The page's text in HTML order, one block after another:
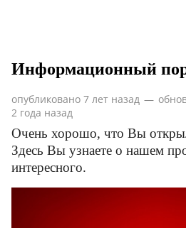
Информационный
опубликовано 7 лет назад —
2 года назад
Очень хорошо, что Вы
Здесь Вы узнаете о нашем
интересного.